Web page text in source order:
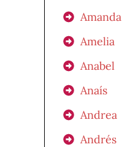
Amanda
Amelia
Anabel
Anaís
Andrea
Andrés